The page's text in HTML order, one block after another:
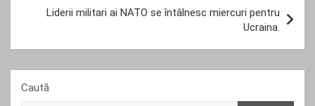
Liderii militari ai NATO se întâlnesc miercuri pentru
Ucraina.
Caută